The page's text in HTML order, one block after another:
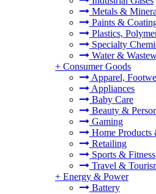
Metals &
Paints &
Plastics,
Specialty
Water &
+ Consumer Goods
Apparel,
Appliances
Baby Care
Beauty &
Gaming
Home
Retailing
Sports & Fitness
Travel &
+ Energy & Power
Battery